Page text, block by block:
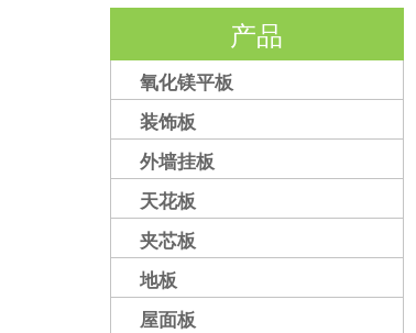
产品
氧化镁平板
装饰板
外墙挂板
天花板
夹芯板
地板
屋面板